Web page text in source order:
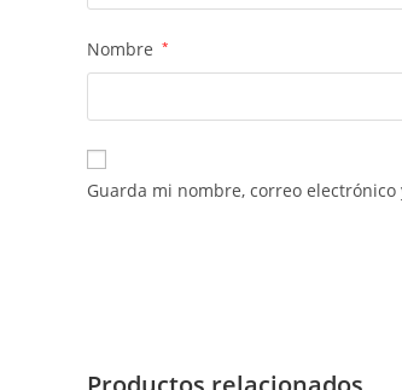
Nombre *
Guarda mi nombre, correo